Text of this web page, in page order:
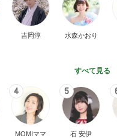
吉岡淳 水森かおり
すべて見る
4
MOMIママ
5
石 安伊